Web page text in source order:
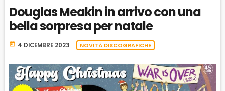
Douglas Meakin in arrivo con una
bella sorpresa per natale
today 4 DICEMBRE 2023 NOVITÀ DISCOGRAFICHE